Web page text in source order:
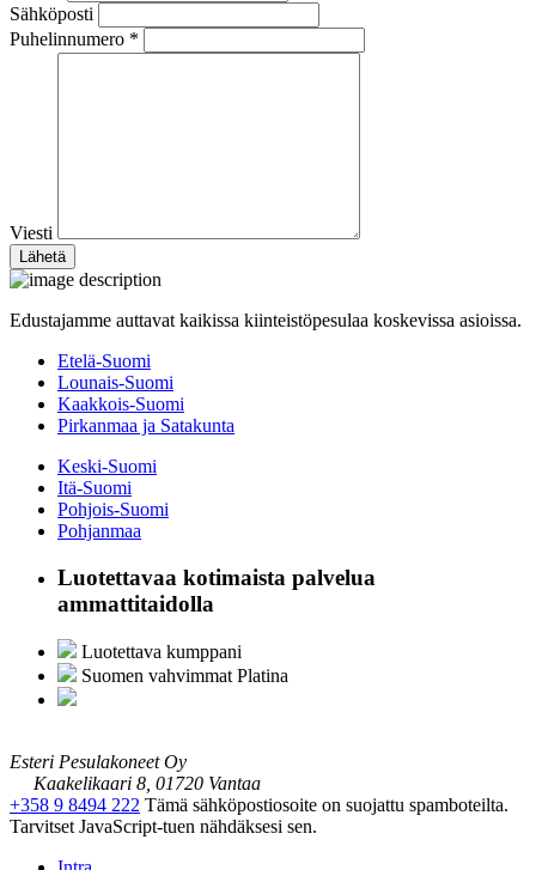
Sähköposti
Puhelinnumero *
Viesti
Edustajamme auttavat kaikissa kiinteistöpesulaa koskevissa asioissa.
Etelä-Suomi
Lounais-Suomi
Kaakkois-Suomi
Pirkanmaa ja Satakunta
Keski-Suomi
Itä-Suomi
Pohjois-Suomi
Pohjanmaa
Luotettavaa kotimaista palvelua
ammattitaidolla
Luotettava kumppani
Suomen vahvimmat Platina
Esteri Pesulakoneet Oy
Kaakelikaari 8, 01720 Vantaa
+358 9 8494 222 Tämä sähköpostiosoite on suojattu spamboteilta.
Tarvitset JavaScript-tuen nähdäksesi sen.